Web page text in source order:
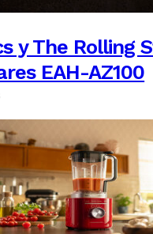
y The Rolling
EAH-AZ100